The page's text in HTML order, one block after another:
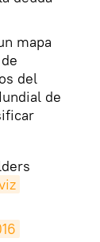
mapa
del
de